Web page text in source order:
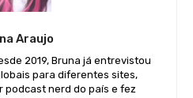
Araujo
2019, Bruna já entrevistou
para diferentes sites,
podcast nerd do país e fez